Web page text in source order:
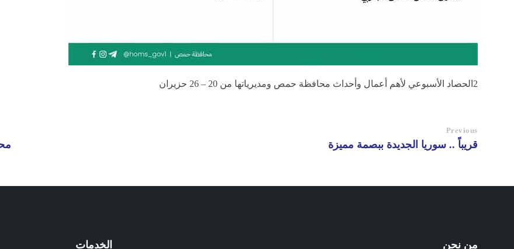
2الحصاد الأسبوعي لأهم أعمال وأحداث محافظة حمص ومديرياتها من 20 – 26 حزيران
Previous
قريباً .. سوريا الجديدة ببصمة مميزة
من نحن الخدمات